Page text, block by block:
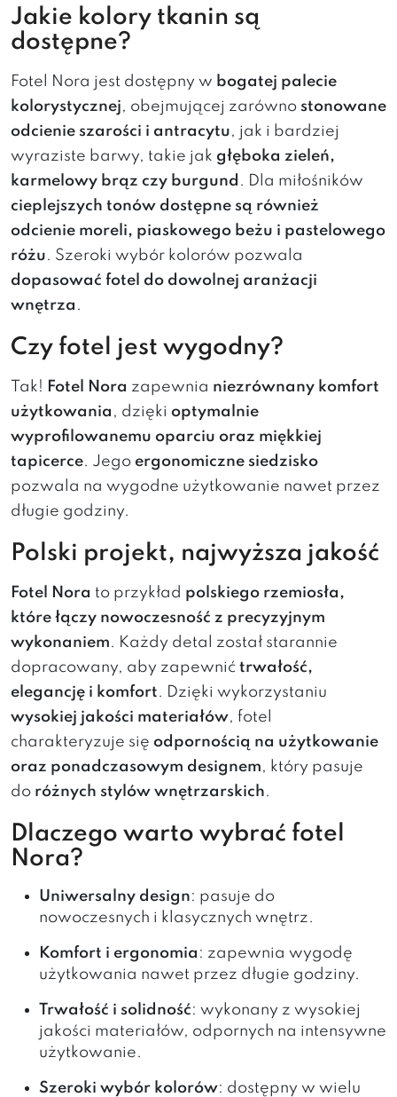
Jakie kolory tkanin są
dostępne?
Fotel Nora jest dostępny w bogatej palecie
kolorystycznej, obejmującej zarówno stonowane
odcienie szarości i antracytu, jak i bardziej
wyraziste barwy, takie jak głęboka zieleń,
karmelowy brąz czy burgund . Dla miłośników
cieplejszych tonów dostępne są również
odcienie moreli, piaskowego beżu i pastelowego
różu. Szeroki wybór kolorów pozwala
dopasować fotel do dowolnej aranżacji
wnętrza .
Czy fotel jest wygodny?
Tak! Fotel Nora zapewnia niezrównany komfort
użytkowania , dzięki optymalnie
wyprofilowanemu oparciu oraz miękkiej
tapicerce. Jego ergonomiczne siedzisko
pozwala na wygodne użytkowanie nawet przez
długie godziny.
Polski projekt, najwyższa jakość
Fotel Nora to przykład polskiego rzemiosła,
które łączy nowoczesność z precyzyjnym
wykonaniem. Każdy detal został starannie
dopracowany, aby zapewnić trwałość,
elegancję i komfort. Dzięki wykorzystaniu
wysokiej jakości materiałów, fotel
charakteryzuje się odpornością na użytkowanie
oraz ponadczasowym designem, który pasuje
do różnych stylów wnętrzarskich.
Dlaczego warto wybrać fotel
Nora?
Uniwersalny design: pasuje do
nowoczesnych i klasycznych wnętrz.
Komfort i ergonomia : zapewnia wygodę
użytkowania nawet przez długie godziny.
Trwałość i solidność: wykonany z wysokiej
jakości materiałów, odpornych na intensywne
użytkowanie.
Szeroki wybór kolorów: dostępny w wielu